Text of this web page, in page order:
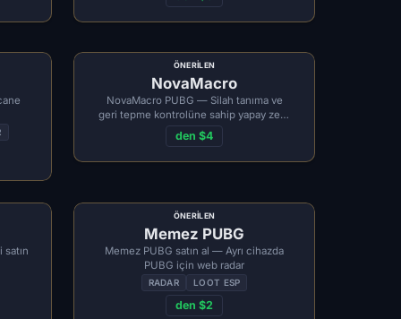
ÖNERILEN
NovaMacro
NovaMacro PUBG — Silah tanıma ve
geri tepme kontrolüne sahip yapay zeka
destekli makro
den $4
ÖNERILEN
Memez PUBG
Memez PUBG satın al — Ayrı cihazda
PUBG için web radar
RADAR LOOT ESP
den $2